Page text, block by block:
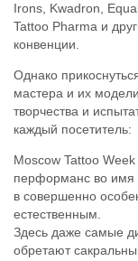
Irons, Kwadron,
Tattoo Pharma и
конвенции.
Однако
мастера и их
творчества и
каждый посетитель:
Moscow Tattoo
перформанс во имя
в совершенно
естественным.
Здесь даже самые
обретают